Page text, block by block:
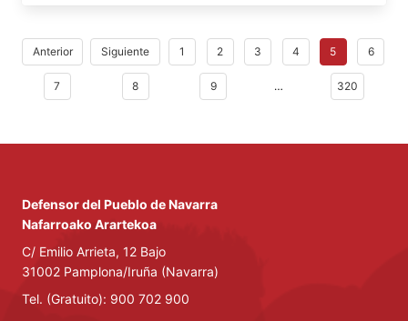
Anterior Siguiente 1 2 3 4 5 6
7 8 9 … 320
Defensor del Pueblo de Navarra
Nafarroako Arartekoa
C/ Emilio Arrieta, 12 Bajo
31002 Pamplona/Iruña (Navarra)
Tel. (Gratuito): 900 702 900